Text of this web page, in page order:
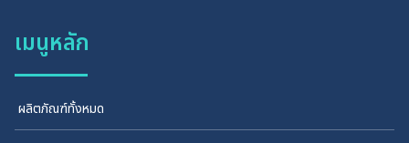
เมนูหลัก
ผลิตภัณฑ์ทั้งหมด